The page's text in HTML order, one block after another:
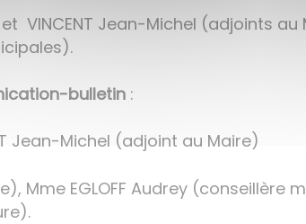
VINCENT Jean-Michel (adjoints au
bulletin:
Jean-Michel (adjoint au Maire)
Mme EGLOFF Audrey (conseillère